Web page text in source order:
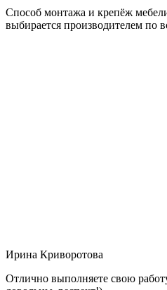
Способ монтажа и крепёж
выбирается производителем по
Ирина Криворотова
Отлично выполняете свою